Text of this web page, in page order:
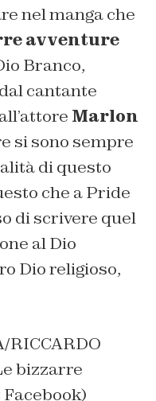
nel manga che
avventure
Branco,
cantante
Marlon
si sono sempre
di questo
che a Pride
di scrivere quel
al Dio
Dio religioso,
RICCARDO
bizzarre
Facebook)